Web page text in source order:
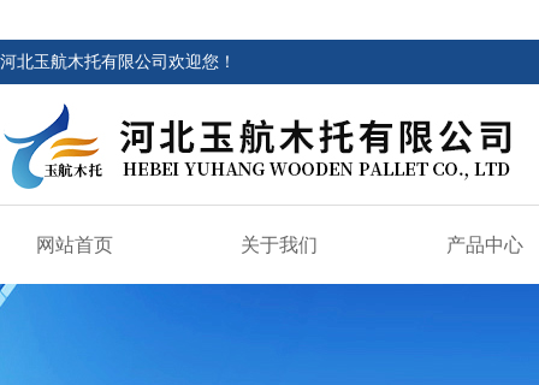
河北玉航木托有限公司欢迎您！
网站首页 关于我们 产品中心